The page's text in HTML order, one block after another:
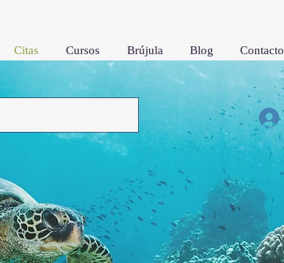
Citas Cursos Brújula Blog Contacto